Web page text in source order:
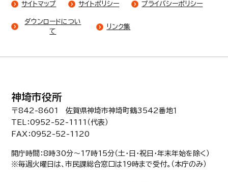
サイトマップ サイトポリシー プライバシーポリシー
ダウンロードについ
て
リンク集
神埼市役所
〒842-8601 佐賀県神埼市神埼町鶴3542番地１
TEL：0952-52-1111（代表）
FAX：0952-52-1120
開庁時間：8時30分〜17時15分（土・日・祝日・年末年始を除く）
※毎週火曜日は、市民課総合窓口は19時まで受付。（本庁のみ）